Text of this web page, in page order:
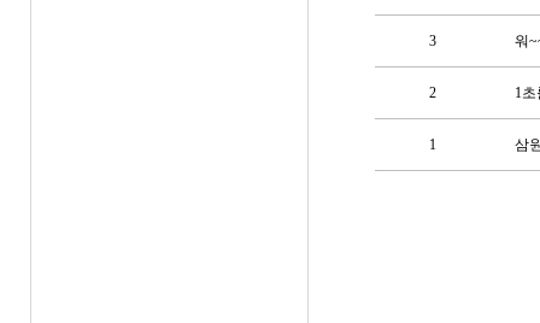
3 워
2 1
1 삼